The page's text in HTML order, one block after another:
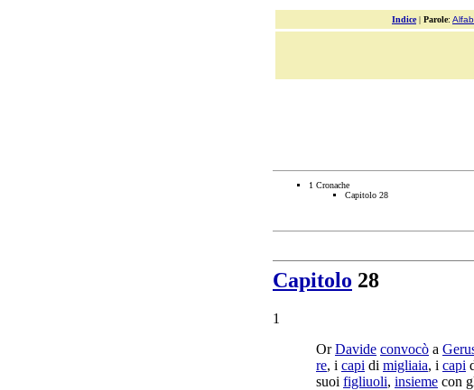
Indice| Parole:
1 Cronache
Capitolo 28
Capitolo 28
1
OrDavide convocò a
re, i capi di migliaia, i capi
suoi figliuoli, insieme con